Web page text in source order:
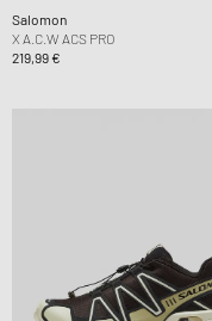
Salomon
X A.C.W ACS PRO
219,99 €